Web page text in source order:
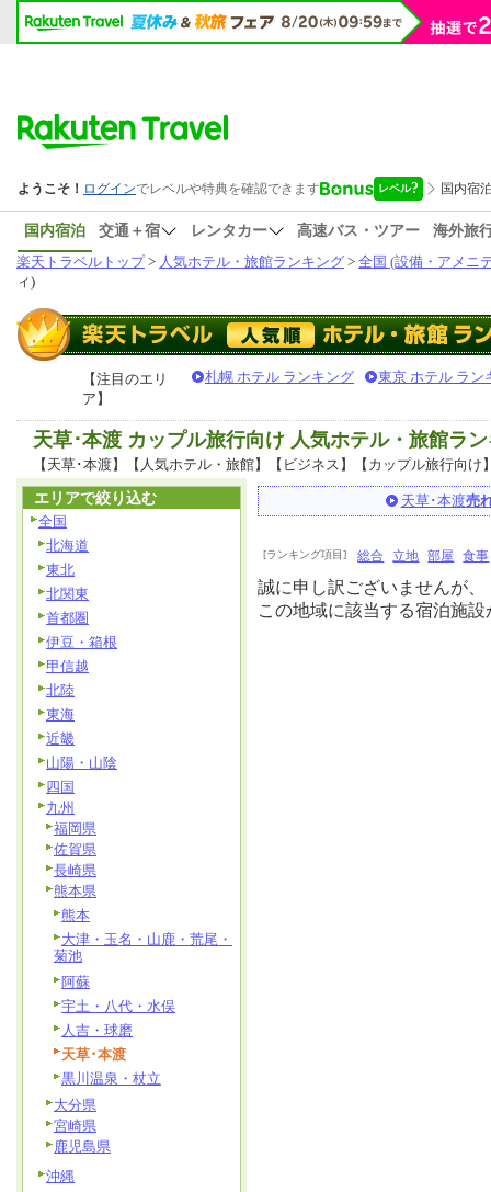
国内宿泊 交通＋宿 レンタカー 高速バス・ツアー
海外旅
楽天トラベルトップ> 人気ホテル・旅館ランキング > 全国 (設備・アメニ
ィ)
【注目のエリ
ア】
札幌 ホテル ランキング 東京 ホテル ラン
天草･本渡 カップル旅行向け 人気ホテル・旅館ラ
【天草･本渡】【人気ホテル・旅館】【ビジネス】【カップル旅行向け
天草･本渡売
[ランキング項目] 総合 立地 部屋 食事
誠に申し訳ございませんが、
この地域に該当する宿泊施
エリアで絞り込む
全国
北海道
東北
北関東
首都圏
伊豆・箱根
甲信越
北陸
東海
近畿
山陽・山陰
四国
九州
福岡県
佐賀県
長崎県
熊本県
熊本
大津・玉名・山鹿・荒尾・
菊池
阿蘇
宇土・八代・水俣
人吉・球磨
天草･本渡
黒川温泉・杖立
大分県
宮崎県
鹿児島県
沖縄